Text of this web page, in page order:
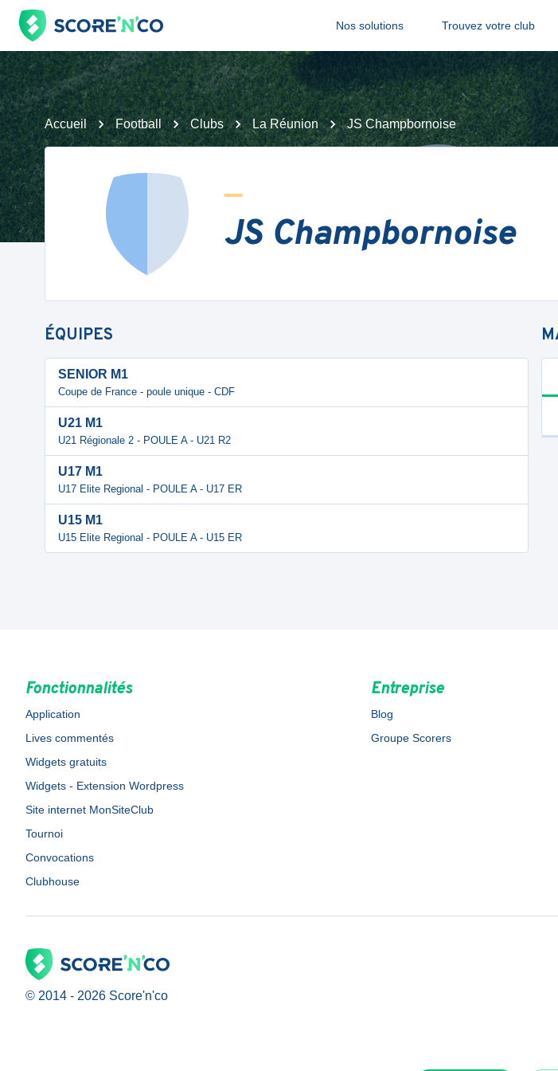
Nos solutions Trouvez votre club
Accueil Football Clubs La Réunion JS Champbornoise
JS Champbornoise
ÉQUIPES
SENIOR M1
Coupe de France - poule unique - CDF
U21 M1
U21 Régionale 2 - POULE A - U21 R2
U17 M1
U17 Elite Regional - POULE A - U17 ER
U15 M1
U15 Elite Regional - POULE A - U15 ER
Fonctionnalités
Application
Lives commentés
Widgets gratuits
Widgets - Extension Wordpress
Site internet MonSiteClub
Tournoi
Convocations
Clubhouse
Entreprise
Blog
Groupe Scorers
© 2014 - 2026 Score'n'co